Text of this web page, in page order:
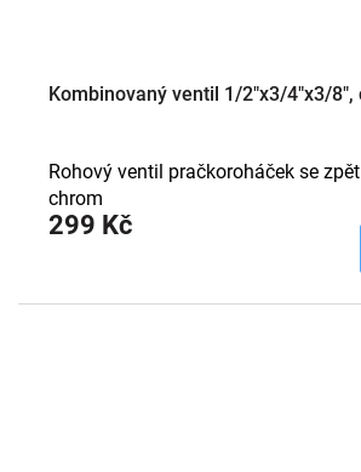
Kombinovaný ventil 1/2"x3/4"x3/8",
299 Kč
Rohový ventil pračkoroháček se
chrom